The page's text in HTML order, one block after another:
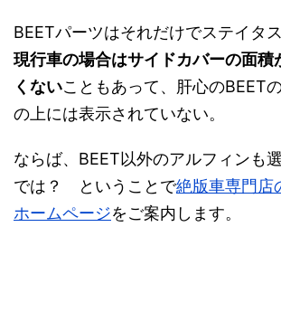
BEETパーツはそれだけでステイタ
現行車の場合はサイドカバーの面積
くないこともあって、肝心のBEET
の上には表示されていない。
ならば、BEET以外のアルフィンも
では？ ということで絶版車専門店
ホームページをご案内します。